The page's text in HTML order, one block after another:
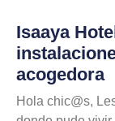
Isaaya
acogedora
Hola chic@s,